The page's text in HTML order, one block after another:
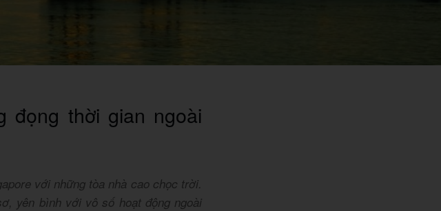
đọng thời gian ngoài
với những tòa nhà cao chọc trời.
yên bình với vô số hoạt động ngoài